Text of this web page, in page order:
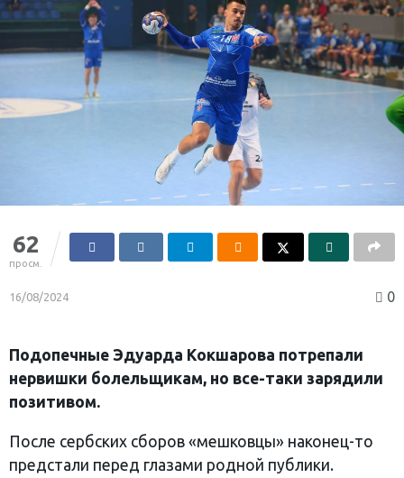
62
просм.
16/08/2024 0
Подопечные Эдуарда Кокшарова потрепали
нервишки болельщикам, но все-таки зарядили
позитивом.
После сербских сборов «мешковцы» наконец-то
предстали перед глазами родной публики.